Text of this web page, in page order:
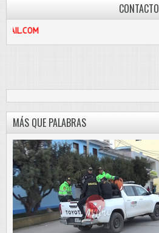
CONTACTO
MÁS QUE PALABRAS